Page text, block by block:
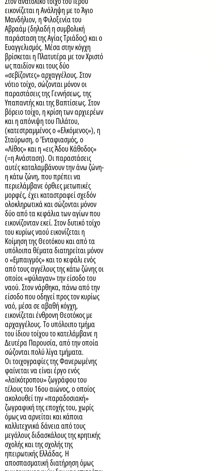
εικονίζεται η Ανάληψη με το Άγιο
Μανδήλιον, η Φιλοξενία του
Αβραάμ (δηλαδή η συμβολική
παράσταση της Αγίας Τριάδος) και ο
Ευαγγελισμός. Μέσα στην κόγχη
βρίσκεται η Πλατυτέρα με τον Χριστό
ως παιδίον και τους δύο
«σεβίζοντες» αρχαγγέλους. Στον
νότιο τοίχο, σώζονται μόνον οι
παραστάσεις της Γεννήσεως, της
Υπαπαντής και της Βαπτίσεως. Στον
βόρειο τοίχο, η κρίση των αρχιερέων
και η απόνιψη του Πιλάτου,
(κατεστραμμένος ο «Ελκόμενος»), η
Σταύρωση, ο ’Ενταφιασμός, ο
«Λίθος» και η «εις Άδου Κάθοδος»
(=η Ανάσταση). Οι παραστάσεις
αυτές καταλαμβάνουν την άνω ζώνη-
η κάτω ζώνη, που πρέπει να
περιελάμβανε όρθιες μετωπικές
μορφές, έχει καταστραφεί σχεδόν
ολοκληρωτικά και σώζονται μόνον
δύο από τα κεφάλια των αγίων που
εικονίζονταν εκεί. Στον δυτικό τοίχο
του κυρίως ναού εικονίζεται η
Κοίμηση της Θεοτόκου και από τα
υπόλοιπα θέματα διατηρείται μόνον
ο «Εμπαιγμός» και το κεφάλι ενός
από τους αγγέλους της κάτω ζώνης οι
οποίοι «φύλαγαν» την είσοδο του
ναού. Στον νάρθηκα, πάνω από την
είσοδο που οδηγεί προς τον κυρίως
ναό, μέσα σε αβαθή κόγχη,
εικονίζεται ένθρονη Θεοτόκος με
αρχαγγέλους. Το υπόλοιπο τμήμα
του ίδιου τοίχου το κατελάμβανε η
Δευτέρα Παρουσία, από την οποία
σώζονται πολύ λίγα τμήματα.
Οι τοιχογραφίες της Φανερωμένης
φαίνεται να είναι έργο ενός
«λαϊκότροπου» ζωγράφου του
τέλους του 16ου αιώνος, ο οποίος
ακολουθεί την «παραδοσιακή»
ζωγραφική της εποχής του, χωρίς
όμως να αρνείται και κάποια
καλλιτεχνικά δάνεια από τους
μεγάλους διδασκάλους της κρητικής
σχολής και της σχολής της
ηπειρωτικής Ελλάδας. Η
αποσπασματική διατήρηση όμως